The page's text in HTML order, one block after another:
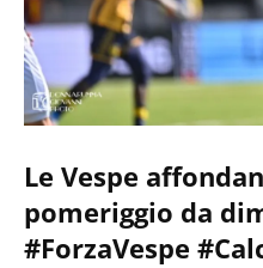
Le Vespe
pomeriggio da
#ForzaVespe